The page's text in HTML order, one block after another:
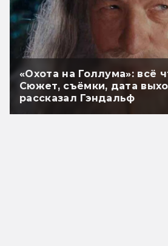
«Охота на Голлума»: всё
Сюжет, съёмки, дата
рассказал Гэндальф